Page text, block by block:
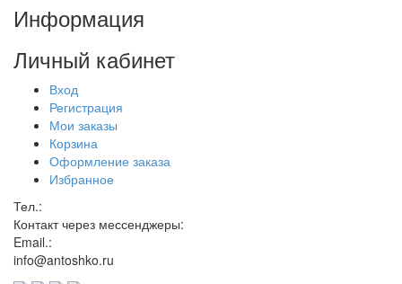
Информация
Личный кабинет
Вход
Регистрация
Мои заказы
Корзина
Оформление заказа
Избранное
Тел.:
Контакт через мессенджеры:
Email.:
info@antoshko.ru